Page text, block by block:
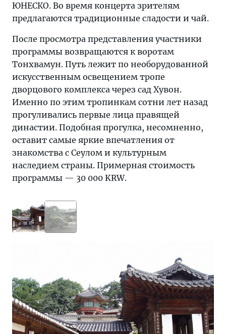
ЮНЕСКО. Во время концерта зрителям
предлагаются традиционные сладости и чай.
После просмотра представления участники
программы возвращаются к воротам
Тонхвамун. Путь лежит по необорудованной
искусственным освещением тропе
дворцового комплекса через сад Хувон.
Именно по этим тропинкам сотни лет назад
прогуливались первые лица правящей
династии. Подобная прогулка, несомненно,
оставит самые яркие впечатления от
знакомства с Сеулом и культурным
наследием страны. Примерная стоимость
программы — 30 000 KRW.